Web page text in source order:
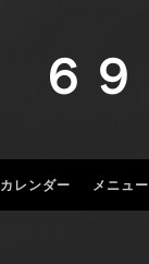
６９
カレンダー メニュー